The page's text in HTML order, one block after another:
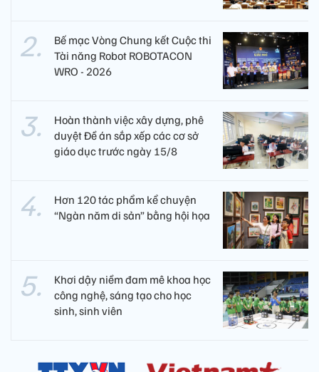
Bế mạc Vòng Chung kết Cuộc thi
Tài năng Robot ROBOTACON
WRO - 2026
Hoàn thành việc xây dựng, phê
duyệt Đề án sắp xếp các cơ sở
giáo dục trước ngày 15/8
Hơn 120 tác phẩm kể chuyện
“Ngàn năm di sản” bằng hội họa
Khơi dậy niềm đam mê khoa học
công nghệ, sáng tạo cho học
sinh, sinh viên